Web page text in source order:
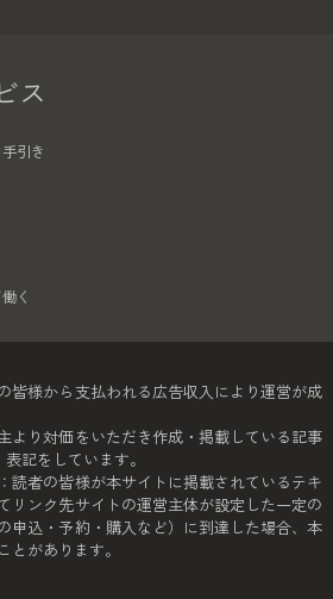
ス
引き
く
皆様から支払われる広告収入により運営が成
より対価をいただき作成・掲載している記事
記をしています。
読者の皆様が本サイトに掲載されているテキ
リンク先サイトの運営主体が設定した一定の
申込・予約・購入など）に到達した場合、本
とがあります。